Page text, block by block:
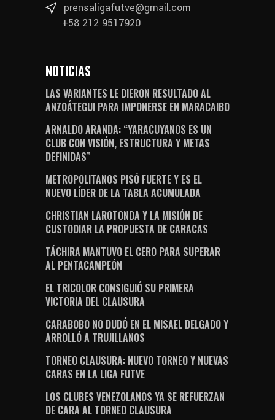
prensaligafutve@gmail.com
+58 212 9517920
NOTICIAS
LAS VARIANTES LE DIERON RESULTADO AL
ANZOÁTEGUI PARA IMPONERSE EN MARACAIBO
ARNALDO ARANDA: “YARACUYANOS ES UN
CLUB CON VISIÓN, ESTRUCTURA Y METAS
DEFINIDAS”
METROPOLITANOS PISÓ FUERTE Y ES EL
NUEVO LÍDER DE LA TABLA ACUMULADA
CHRISTIAN LAROTONDA Y LA MISIÓN DE
CUSTODIAR LA PROPUESTA DE CARACAS
TÁCHIRA MANTUVO EL CERO PARA SUPERAR
AL PENTACAMPEÓN
EL TRICOLOR CONSIGUIÓ SU PRIMERA
VICTORIA DEL CLAUSURA
CARABOBO NO DUDÓ EN EL MISAEL DELGADO Y
ARROLLÓ A TRUJILLANOS
TORNEO CLAUSURA: NUEVO TORNEO Y NUEVAS
CARAS EN LA LIGA FUTVE
LOS CLUBES VENEZOLANOS YA SE REFUERZAN
DE CARA AL TORNEO CLAUSURA